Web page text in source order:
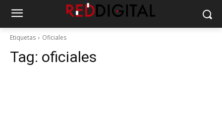
Etiquetas Oficiales
Tag: oficiales